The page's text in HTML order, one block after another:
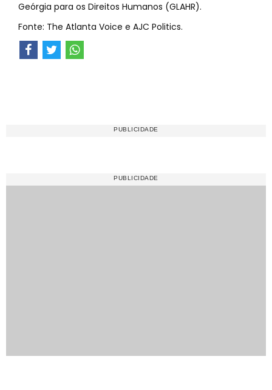
Geórgia para os Direitos Humanos (GLAHR).
Fonte: The Atlanta Voice e AJC Politics.